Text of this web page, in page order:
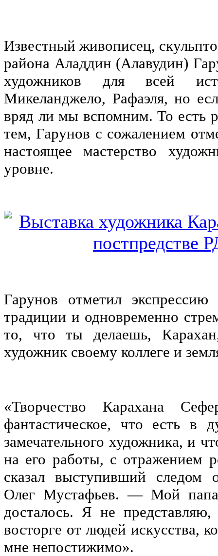
Известный живописец,
района Аладдин (Алавудин)
художников для всей
Микеланджело, Рафаэля, но
вряд ли мы вспомним. То есть
тем, Гарунов с сожалением
настоящее мастерство
уровне.
Гарунов отметил
традиции и одновременно
то, что ты делаешь,
художник своему коллеге и
«Творчество Карахана
фантастическое, что есть в
замечательного художника, и
на его работы, с отражением
сказал выступивший следом
Олег Мустафьев. — Мой папа
досталось. Я не
восторге от людей искусства,
мне непостижимо».